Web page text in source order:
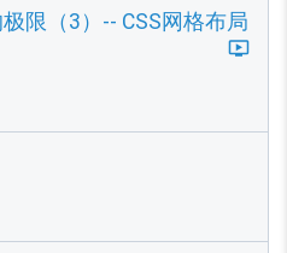
限（3）-- CSS网格布局